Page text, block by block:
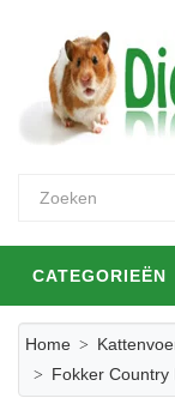
CATEGORIEËN
Home
Fokker Country